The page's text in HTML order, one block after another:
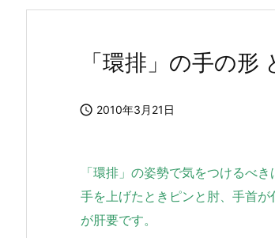
「環排」の手の
 2010年3月21日
「環排」の姿勢で気をつけるべ
手を上げたときピンと肘、手首
が肝要です。